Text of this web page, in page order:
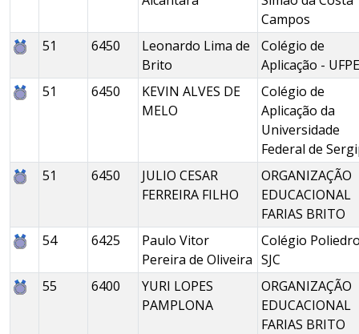
Campos
51
6450
Leonardo Lima de
Brito
Colégio de
Aplicação - UFPE
51
6450
KEVIN ALVES DE
MELO
Colégio de
Aplicação da
Universidade
Federal de
51
6450
JULIO CESAR
FERREIRA FILHO
ORGANIZAÇÃO
EDUCACIONAL
FARIAS BRITO
54
6425
Paulo Vitor
Pereira de Oliveira
Colégio
SJC
55
6400
YURI LOPES
PAMPLONA
ORGANIZAÇÃO
EDUCACIONAL
FARIAS BRITO